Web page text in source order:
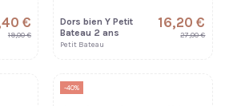
€
19,00 €
Dors bien Y Petit
Bateau 2 ans
Petit Bateau
16,20 €
27,00 €
-40%